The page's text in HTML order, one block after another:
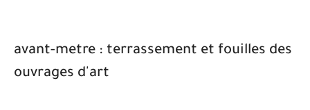
avant-metre : terrassement et fouilles des
ouvrages d'art